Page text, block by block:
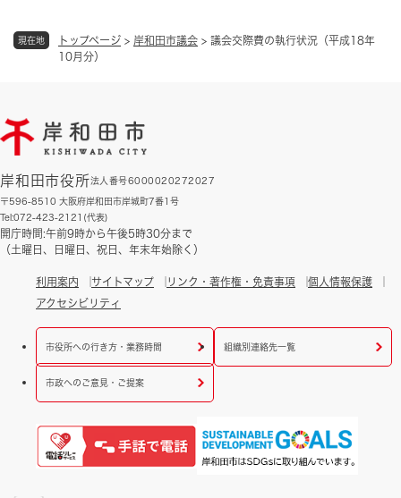
現在地 トップページ > 岸和田市議会 > 議会交際費の執行状況（平成18年
10月分）
岸和田市役所法人番号6000020272027
〒596-8510 大阪府岸和田市岸城町7番1号
Tel:072-423-2121(代表)
開庁時間:午前9時から午後5時30分まで
（土曜日、日曜日、祝日、年末年始除く）
利用案内 サイトマップ リンク・著作権・免責事項
個人情報保護
アクセシビリティ
市役所への行き方・業務時間 組織別連絡先一覧
市政へのご意見・ご提案